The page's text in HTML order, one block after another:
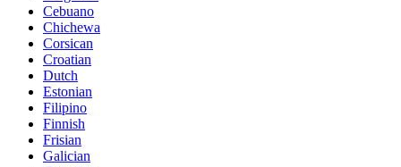
Cebuano
Chichewa
Corsican
Croatian
Dutch
Estonian
Filipino
Finnish
Frisian
Galician